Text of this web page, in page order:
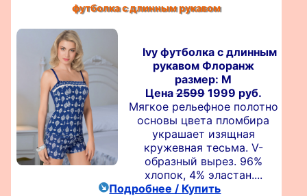
футболка с длинным рукавом
Ivy футболка с длинным
рукавом Флоранж
размер: M
Цена25991999 руб.
Мягкое рельефное полотно
основы цвета пломбира
украшает изящная
кружевная тесьма. V-
образный вырез. 96%
хлопок, 4% эластан....
Подробнее / Купить